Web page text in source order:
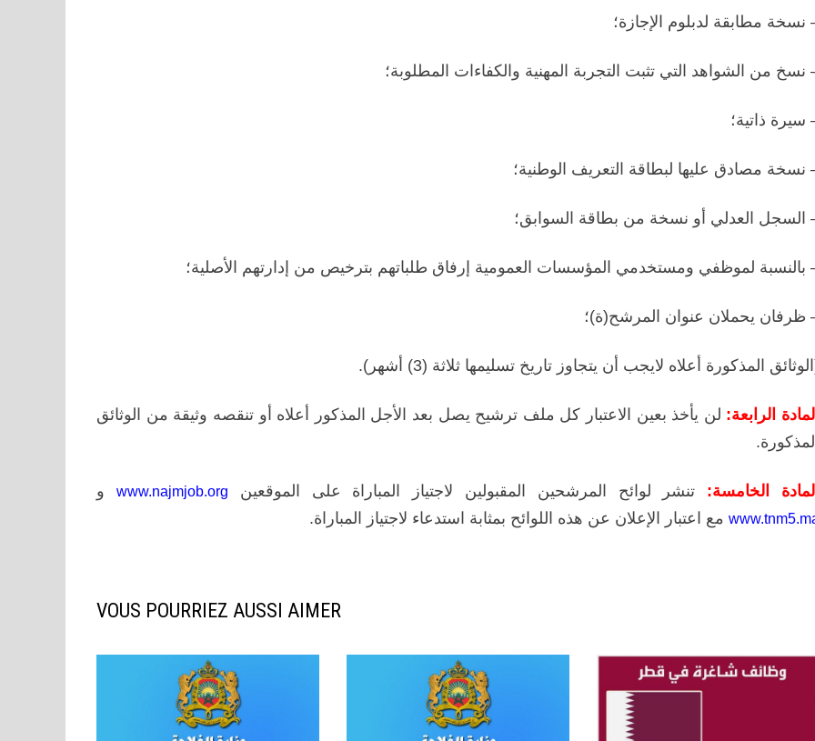
نسخة مطابقة لدبلوم الإجازة؛
نسخ من الشواهد التي تثبت التجربة المهنية والكفاءات المطلوبة؛
سيرة ذاتية؛
نسخة مصادق عليها لبطاقة التعريف الوطنية؛
السجل العدلي أو نسخة من بطاقة السوابق؛
بالنسبة لموظفي ومستخدمي المؤسسات العمومية إرفاق طلباتهم بترخيص من إدارتهم الأصلية؛
ظرفان يحملان عنوان المرشح(ة)؛
المذكورة أعلاه لايجب أن يتجاوز تاريخ تسليمها ثلاثة (3) أشهر).
المادة الرابعة: لن يأخذ بعين الاعتبار كل ملف ترشيح يصل بعد الأجل المذكور أعلاه أو تنقصه وثيقة من الوثائق
المذكورة.
المادة الخامسة: تنشر لوائح المرشحين المقبولين لاجتياز المباراة على الموقعين www.najmjob.orgو
مع اعتبار الإعلان عن هذه اللوائح بمثابة استدعاء لاجتياز المباراة.
VOUS POURRIEZ AUSSI AIMER